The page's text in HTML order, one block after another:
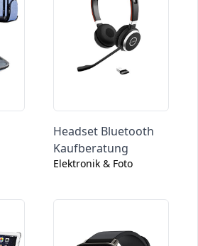
Headset Bluetooth
Kaufberatung
Elektronik & Foto